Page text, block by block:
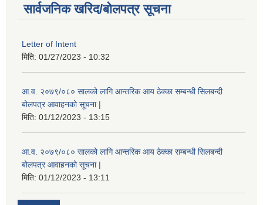
सार्वजनिक खरिद/बोलपत्र सूचना
Letter of Intent
मिति: 01/27/2023 - 10:32
आ.व. २०७९/०८० सालको लागि आन्तरिक आय ठेक्का सम्बन्धी सिलबन्दी
बोलपत्र आवाहनको सूचना |
मिति: 01/12/2023 - 13:15
आ.व. २०७९/०८० सालको लागि आन्तरिक आय ठेक्का सम्बन्धी सिलबन्दी
बोलपत्र आवाहनको सूचना |
मिति: 01/12/2023 - 13:11